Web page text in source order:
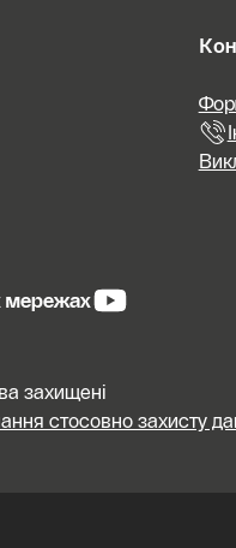
мережах
захищені
стосовно захисту